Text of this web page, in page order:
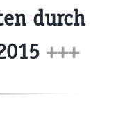
durch
+++